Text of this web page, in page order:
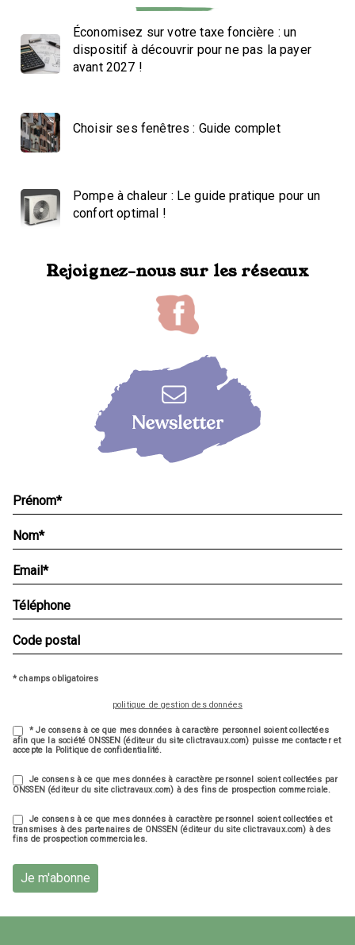
Économisez sur votre taxe foncière : un
dispositif à découvrir pour ne pas la payer
avant 2027 !
Choisir ses fenêtres : Guide complet
Pompe à chaleur : Le guide pratique pour un
confort optimal !
Rejoignez-nous sur les réseaux
* champs obligatoires
politique de gestion des données
* Je consens à ce que mes données à caractère personnel soient collectées
afin que la société ONSSEN (éditeur du site clictravaux.com) puisse me contacter et
accepte la Politique de confidentialité.
Je consens à ce que mes données à caractère personnel soient collectées par
ONSSEN (éditeur du site clictravaux.com) à des fins de prospection commerciale.
Je consens à ce que mes données à caractère personnel soient collectées et
transmises à des partenaires de ONSSEN (éditeur du site clictravaux.com) à des
fins de prospection commerciales.
Je m'abonne